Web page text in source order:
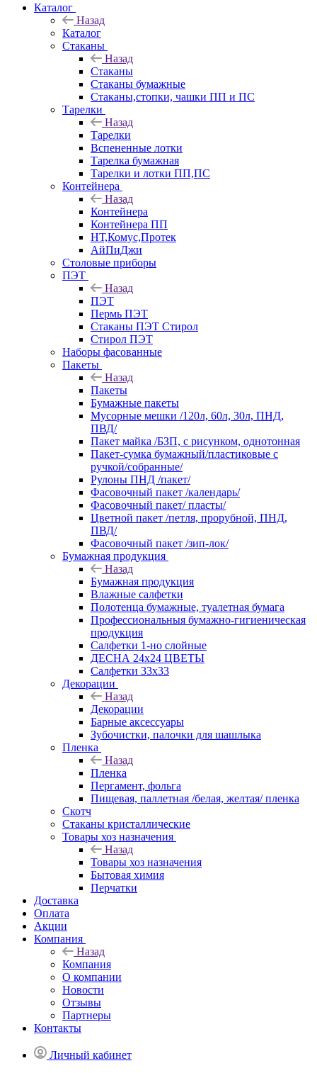
Каталог
Назад
Каталог
Стаканы
Назад
Стаканы
Стаканы бумажные
Стаканы,стопки, чашки ПП и ПС
Тарелки
Назад
Тарелки
Вспененные лотки
Тарелка бумажная
Тарелки и лотки ПП,ПС
Контейнера
Назад
Контейнера
Контейнера ПП
НТ,Комус,Протек
АйПиДжи
Столовые приборы
ПЭТ
Назад
ПЭТ
Пермь ПЭТ
Стаканы ПЭТ Стирол
Стирол ПЭТ
Наборы фасованные
Пакеты
Назад
Пакеты
Бумажные пакеты
Мусорные мешки /120л, 60л, 30л, ПНД,
ПВД/
Пакет майка /БЗП, с рисунком, однотонная
Пакет-сумка бумажный/пластиковые с
ручкой/собранные/
Рулоны ПНД /пакет/
Фасовочный пакет /календарь/
Фасовочный пакет/ пласты/
Цветной пакет /петля, прорубной, ПНД,
ПВД/
Фасовочный пакет /зип-лок/
Бумажная продукция
Назад
Бумажная продукция
Влажные салфетки
Полотенца бумажные, туалетная бумага
Профессиональныя бумажно-гигиеническая
продукция
Салфетки 1-но слойные
ДЕСНА 24х24 ЦВЕТЫ
Салфетки 33х33
Декорации
Назад
Декорации
Барные аксессуары
Зубочистки, палочки для шашлыка
Пленка
Назад
Пленка
Пергамент, фольга
Пищевая, паллетная /белая, желтая/ пленка
Скотч
Стаканы кристаллические
Товары хоз назначения
Назад
Товары хоз назначения
Бытовая химия
Перчатки
Доставка
Оплата
Акции
Компания
Назад
Компания
О компании
Новости
Отзывы
Партнеры
Контакты
Личный кабинет